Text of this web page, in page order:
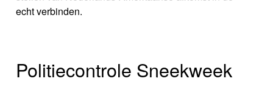
echt verbinden.
Politiecontrole Sneekweek